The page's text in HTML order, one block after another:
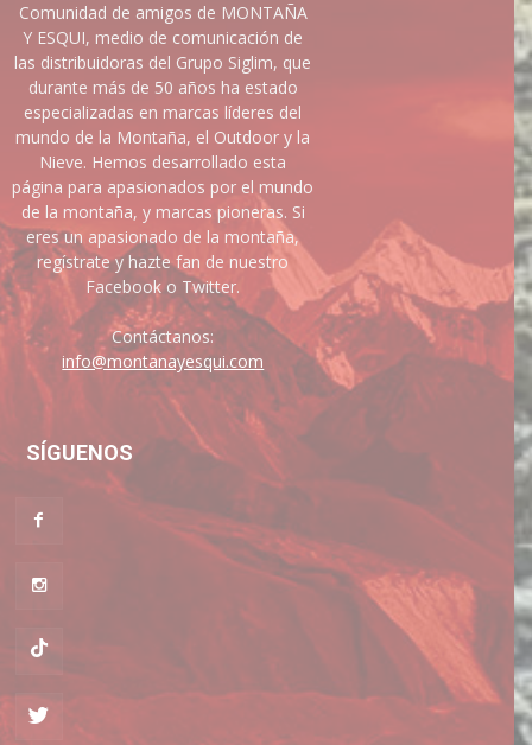
Comunidad de amigos de MONTAÑA
Y ESQUI, medio de comunicación de
las distribuidoras del Grupo Siglim, que
durante más de 50 años ha estado
especializadas en marcas líderes del
mundo de la Montaña, el Outdoor y la
Nieve. Hemos desarrollado esta
página para apasionados por el mundo
de la montaña, y marcas pioneras. Si
eres un apasionado de la montaña,
regístrate y hazte fan de nuestro
Facebook o Twitter.
Contáctanos:
info@montanayesqui.com
SÍGUENOS